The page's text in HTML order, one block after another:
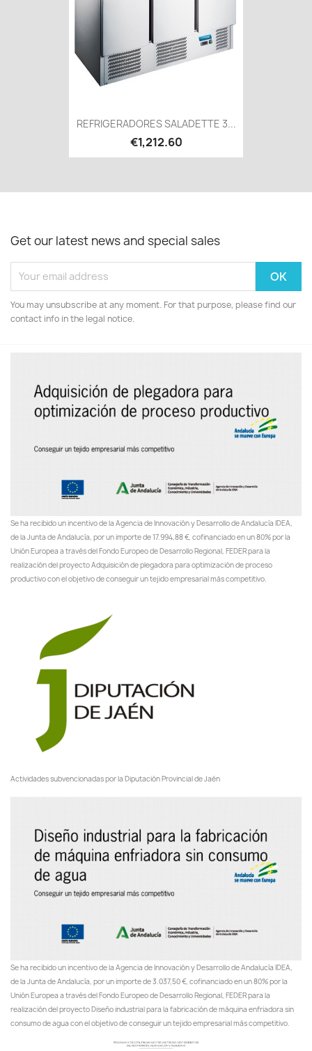
REFRIGERADORES SALADETTE 3...
€1,212.60
Get our latest news and special sales
You may unsubscribe at any moment. For that purpose, please find our
contact info in the legal notice.
Se ha recibido un incentivo de la Agencia de Innovación y Desarrollo de Andalucía IDEA,
de la Junta de Andalucía, por un importe de 17.994,88 €, cofinanciado en un 80% por la
Unión Europea a través del Fondo Europeo de Desarrollo Regional, FEDER para la
realización del proyecto Adquisición de plegadora para optimización de proceso
productivo con el objetivo de conseguir un tejido empresarial más competitivo.
Actividades subvencionadas por la Diputación Provincial de Jaén
Se ha recibido un incentivo de la Agencia de Innovación y Desarrollo de Andalucía IDEA,
de la Junta de Andalucía, por un importe de 3.037,50 €, cofinanciado en un 80% por la
Unión Europea a través del Fondo Europeo de Desarrollo Regional, FEDER para la
realización del proyecto Diseño industrial para la fabricación de máquina enfriadora sin
consumo de agua con el objetivo de conseguir un tejido empresarial más competitivo.